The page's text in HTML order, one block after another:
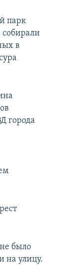
парк
собирали
в
города
было
на улицу.